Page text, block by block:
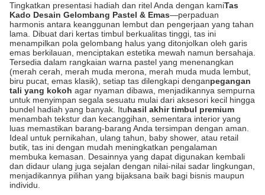
Tingkatkan presentasi hadiah dan ritel Anda dengan kamiTas
Kado Desain Gelombang Pastel & Emas—perpaduan
harmonis antara keanggunan lembut dan pengerjaan yang tahan
lama. Dibuat dari kertas timbul berkualitas tinggi, tas ini
menampilkan pola gelombang halus yang ditonjolkan oleh garis
emas berkilauan, menciptakan estetika mewah namun bersahaja.
Tersedia dalam rangkaian warna pastel yang menenangkan
(merah cerah, merah muda merona, merah muda muda lembut,
biru pucat, emas klasik), setiap tas dilengkapi denganpegangan
tali yang kokoh ​ agar nyaman dibawa, menjadikannya sempurna
untuk menyimpan segala sesuatu mulai dari aksesori kecil hingga
bundel hadiah yang banyak. Ituhasil akhir timbul premium
menambah tekstur dan kecanggihan, sementara interior yang
luas memastikan barang-barang Anda tersimpan dengan aman.
Ideal untuk pernikahan, ulang tahun, baby shower, atau retail
butik, tas ini dengan mudah meningkatkan pengalaman
membuka kemasan. Desainnya yang dapat digunakan kembali
dan didaur ulang juga sejalan dengan nilai-nilai sadar lingkungan,
menjadikannya pilihan yang bijaksana baik bagi bisnis maupun
individu.